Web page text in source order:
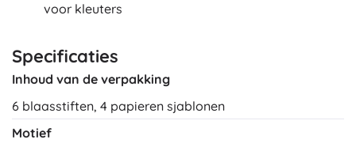
voor kleuters
Specificaties
Inhoud van de verpakking
6 blaasstiften, 4 papieren sjablonen
Motief